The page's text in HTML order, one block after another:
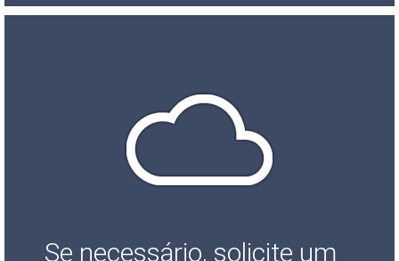
Se necessário, solicite um